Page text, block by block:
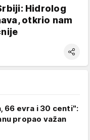
Hidrolog
otkrio nam
66 evra i 30 centi":
propao važan